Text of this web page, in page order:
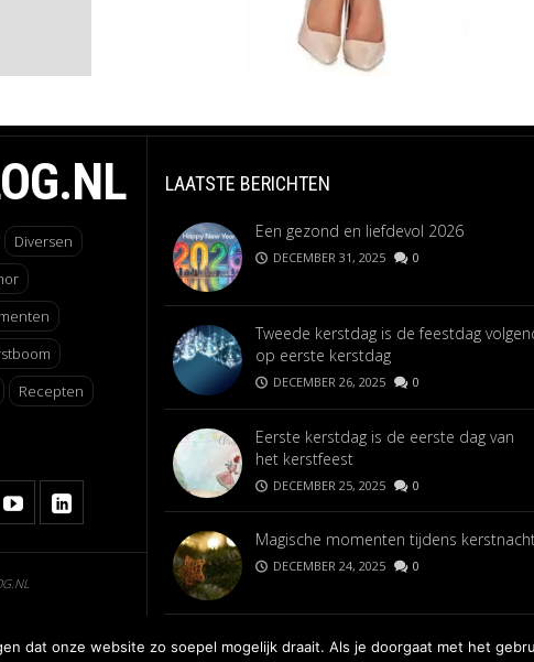
Diversen
Recepten
LAATSTE BERICHTEN
Een gezond en liefdevol 2026
DECEMBER 31, 2025 0
Tweede kerstdag is de feestdag
op eerste kerstdag
DECEMBER 26, 2025 0
Eerste kerstdag is de eerste dag van
het kerstfeest
DECEMBER 25, 2025 0
Magische momenten tijdens
DECEMBER 24, 2025 0
dat onze website zo soepel mogelijk draait. Als je doorgaat met het